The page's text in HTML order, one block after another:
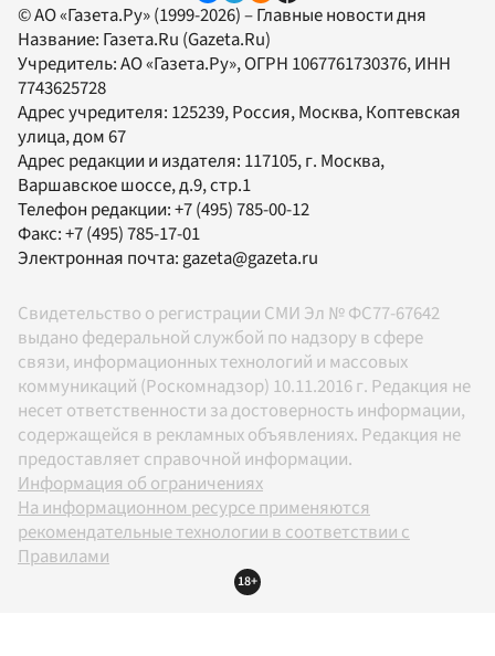
© АО «Газета.Ру» (1999-2026) – Главные новости дня
Название: Газета.Ru (Gazeta.Ru)
Учредитель:АО «Газета.Ру», ОГРН 1067761730376, ИНН
7743625728
Адрес учредителя: 125239, Россия, Москва, Коптевская
улица, дом 67
Адрес редакции и издателя: 117105, г. Москва,
Варшавское шоссе, д.9, стр.1
Телефон редакции:+7 (495) 785-00-12
Факс:+7 (495) 785-17-01
Электронная почта: gazeta@gazeta.ru
Свидетельство о регистрации СМИ Эл № ФС77-67642
выдано федеральной службой по надзору в сфере
связи, информационных технологий и массовых
коммуникаций (Роскомнадзор) 10.11.2016 г. Редакция не
несет ответственности за достоверность информации,
содержащейся в рекламных объявлениях. Редакция не
предоставляет справочной информации.
Информация об ограничениях
На информационном ресурсе применяются
рекомендательные технологии в соответствии с
Правилами
18+